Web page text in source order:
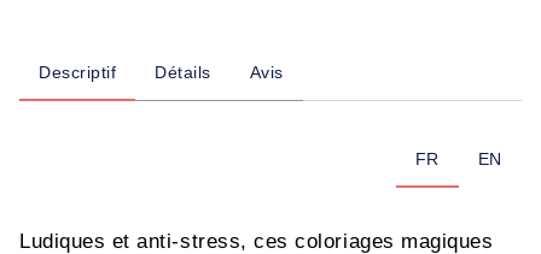
Descriptif Détails Avis
FR EN
Ludiques et anti-stress, ces coloriages magiques